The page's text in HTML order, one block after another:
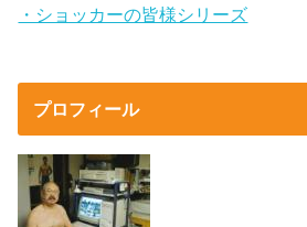
・ショッカーの皆様シリーズ
プロフィール